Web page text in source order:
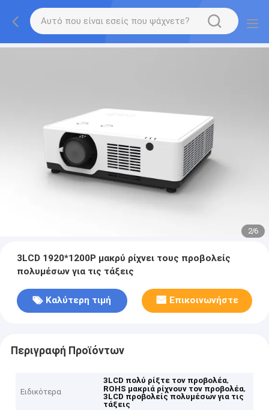
2/6
3LCD 1920*1200P μακρύ ρίχνει τους προβολείς
πολυμέσων για τις τάξεις
Καλύτερη τιμή Επικοινωνήστε
Περιγραφή Προϊόντων
Ειδικότερα
3LCD πολύ ρίξτε τον προβολέα,
ROHS μακριά ρίχνουν τον προβολέα,
3LCD προβολείς πολυμέσων για τις
τάξεις